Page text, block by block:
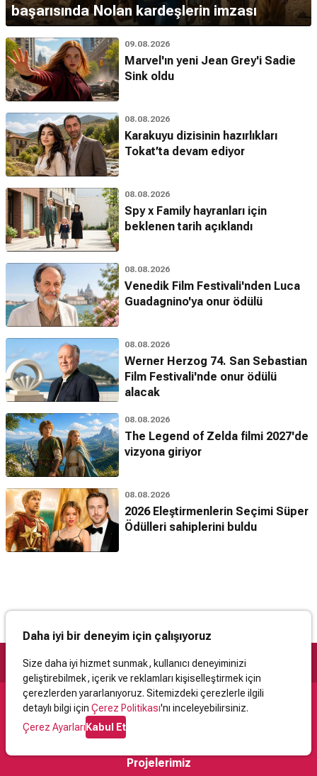
başarısında Nolan kardeşlerin imzası
09.08.2026
Marvel'ın yeni Jean Grey'i Sadie
Sink oldu
08.08.2026
Karakuyu dizisinin hazırlıkları
Tokat’ta devam ediyor
08.08.2026
Spy x Family hayranları için
beklenen tarih açıklandı
08.08.2026
Venedik Film Festivali'nden Luca
Guadagnino'ya onur ödülü
08.08.2026
Werner Herzog 74. San Sebastian
Film Festivali'nde onur ödülü
alacak
08.08.2026
The Legend of Zelda filmi 2027'de
vizyona giriyor
08.08.2026
2026 Eleştirmenlerin Seçimi Süper
Ödülleri sahiplerini buldu
Daha iyi bir deneyim için çalışıyoruz
Size daha iyi hizmet sunmak, kullanıcı deneyiminizi
geliştirebilmek, içerik ve reklamları kişiselleştirmek için
çerezlerden yararlanıyoruz. Sitemizdeki çerezlerle ilgili
detaylı bilgi için Çerez Politikası'nı inceleyebilirsiniz.
Çerez AyarlarıKabul Et
Destek
İletişimYardımKullanıcı Sözleşmesi
Projelerimiz